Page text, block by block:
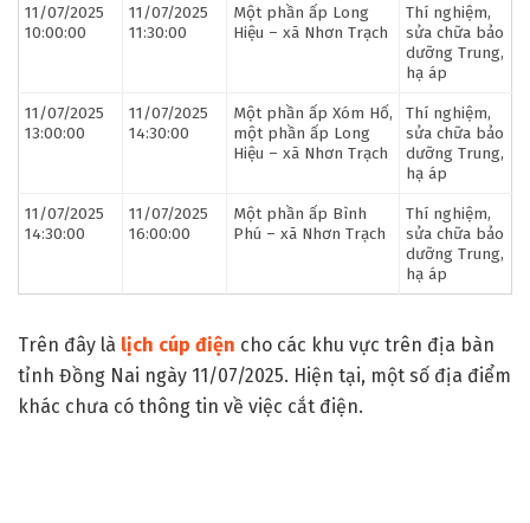
11/07/2025
10:00:00
11/07/2025
11:30:00
Một phần ấp Long
Hiệu – xã Nhơn Trạch
Thí nghiệm,
sửa chữa bảo
dưỡng Trung,
hạ áp
11/07/2025
13:00:00
11/07/2025
14:30:00
Một phần ấp Xóm Hố,
một phần ấp Long
Hiệu – xã Nhơn Trạch
Thí nghiệm,
sửa chữa bảo
dưỡng Trung,
hạ áp
11/07/2025
14:30:00
11/07/2025
16:00:00
Một phần ấp Bình
Phú – xã Nhơn Trạch
Thí nghiệm,
sửa chữa bảo
dưỡng Trung,
hạ áp
Trên đây là lịch cúp điện cho các khu vực trên địa bàn
tỉnh Đồng Nai ngày 11/07/2025. Hiện tại, một số địa điểm
khác chưa có thông tin về việc cắt điện.